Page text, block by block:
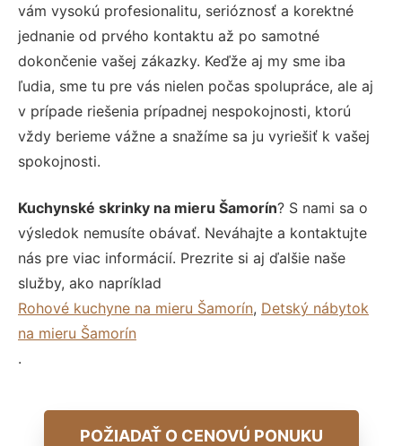
vám vysokú profesionalitu, serióznosť a korektné
jednanie od prvého kontaktu až po samotné
dokončenie vašej zákazky. Keďže aj my sme iba
ľudia, sme tu pre vás nielen počas spolupráce, ale aj
v prípade riešenia prípadnej nespokojnosti, ktorú
vždy berieme vážne a snažíme sa ju vyriešiť k vašej
spokojnosti.
Kuchynské skrinky na mieru Šamorín? S nami sa o
výsledok nemusíte obávať. Neváhajte a kontaktujte
nás pre viac informácií. Prezrite si aj ďalšie naše
služby, ako napríklad
Rohové kuchyne na mieru Šamorín, Detský nábytok
na mieru Šamorín
.
POŽIADAŤ O CENOVÚ PONUKU